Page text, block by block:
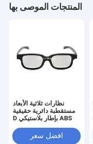
المنتجات الموصى بها
نظارات ثلاثية الأبعاد
مستقطبة دائرية حقيقية
D بإطار بلاستيكي ABS
افضل سعر